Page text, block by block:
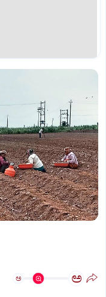
ಅ ಅ